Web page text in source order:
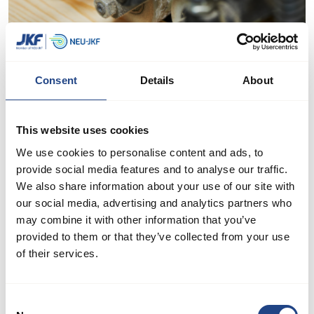
Consent Details About
This website uses cookies
We use cookies to personalise content and ads, to
provide social media features and to analyse our traffic.
We also share information about your use of our site with
our social media, advertising and analytics partners who
may combine it with other information that you’ve
provided to them or that they’ve collected from your use
of their services.
Artykuły
JKF Ecademy zawiera zbiór artykułów obejmujących
najnowsze wiadomości i istotne tematy związane z
wentylacją procesową. Artykuły te są pisane przez ekspertów
branżowych i dostarczają cennych spostrzeżeń i praktycznych